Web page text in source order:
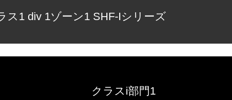
ス1 div 1ゾーン1 SHF-Iシリーズ
クラスi部門1